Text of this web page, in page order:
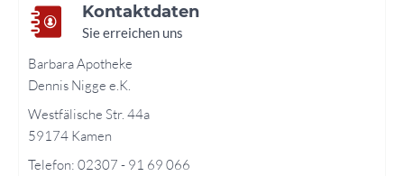
Kontaktdaten
Sie erreichen uns
Barbara Apotheke
Dennis Nigge e.K.
Westfälische Str. 44a
59174 Kamen
Telefon: 02307 - 91 69 066